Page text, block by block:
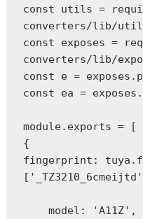
const utils =
converters/lib/
const exposes =
converters/lib/
const e =
const ea =
module.exports = [
{
fingerprint:
    model: 'A11Z',